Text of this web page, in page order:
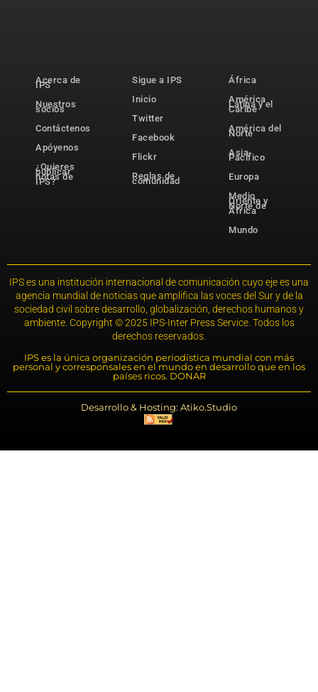
Acerca de
IPS
Nuestros
socios
Contáctenos
Apóyenos
¿Quieres
publicar
notas de
IPS?
Sigue a IPS
Inicio
Twitter
Facebook
Flickr
Reglas de
comunidad
África
América
Latina y el
Caribe
América del
Norte
Asia-
Pacífico
Europa
Medio
Oriente y
Norte de
África
Mundo
IPS es una institución internacional de comunicación cuyo eje es una
agencia mundial de noticias que amplifica las voces del Sur y de la
sociedad civil sobre desarrollo, globalización, derechos humanos y
ambiente. Copyright © 2025 IPS-Inter Press Service. Todos los
derechos reservados.
IPS es la única organización periodística mundial con más
personal y corresponsales en el mundo en desarrollo que en los
países ricos. DONAR
Desarrollo & Hosting: Atiko.Studio